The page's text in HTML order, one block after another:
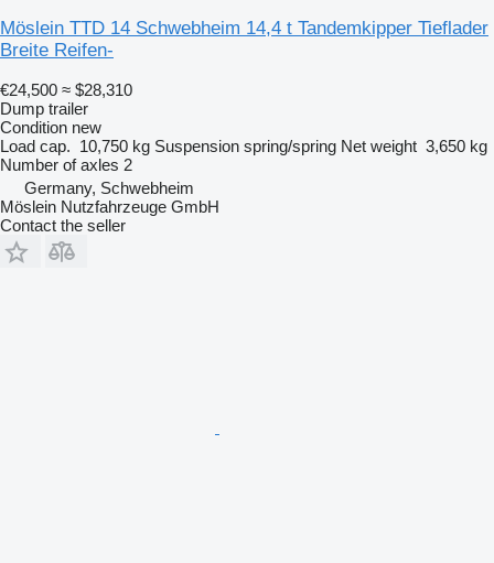
Möslein TTD 14 Schwebheim 14,4 t Tandemkipper Tieflader
Breite Reifen-
€24,500 ≈ $28,310
Dump trailer
Condition new
Load cap. 10,750 kg Suspension spring/spring Net weight 3,650 kg
Number of axles 2
Germany, Schwebheim
Möslein Nutzfahrzeuge GmbH
Contact the seller